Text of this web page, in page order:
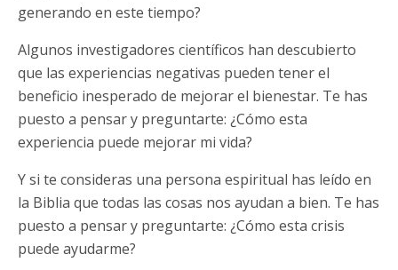
generando en este tiempo?
Algunos investigadores científicos han descubierto
que las experiencias negativas pueden tener el
beneficio inesperado de mejorar el bienestar. Te has
puesto a pensar y preguntarte: ¿Cómo esta
experiencia puede mejorar mi vida?
Y si te consideras una persona espiritual has leído en
la Biblia que todas las cosas nos ayudan a bien. Te has
puesto a pensar y preguntarte: ¿Cómo esta crisis
puede ayudarme?